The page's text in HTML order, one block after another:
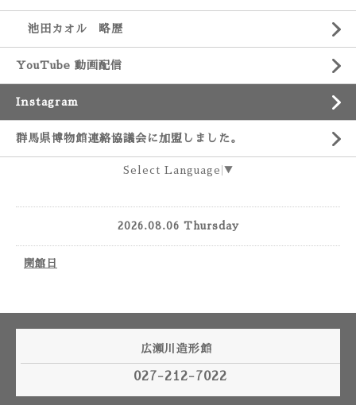
池田カオル 略歴
YouTube 動画配信
Instagram
群馬県博物館連絡協議会に加盟しました。
Select Language ▼
2026.08.06 Thursday
開館日
広瀬川造形館
027-212-7022